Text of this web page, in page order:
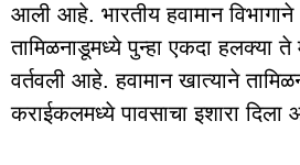
आली आहे. भारतीय हवामान
तामिळनाडूमध्ये पुन्हा एकदा हलक्या
वर्तवली आहे. हवामान खात्याने
कराईकलमध्ये पावसाचा इशारा दिला